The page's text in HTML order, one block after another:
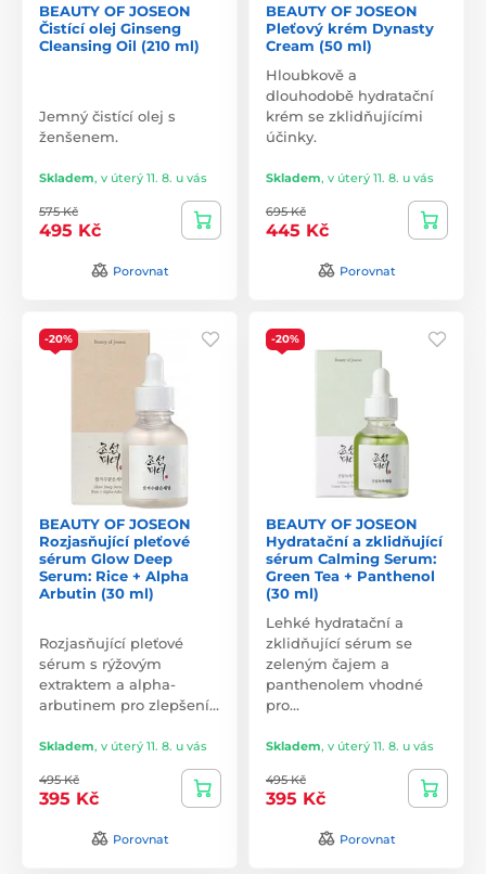
BEAUTY OF JOSEON
Čistící olej Ginseng
Cleansing Oil (210 ml)
Jemný čistící olej s
ženšenem.
Skladem, v úterý 11. 8. u vás
575 Kč
495 Kč
Porovnat
BEAUTY OF JOSEON
Pleťový krém Dynasty
Cream (50 ml)
Hloubkově a
dlouhodobě hydratační
krém se zklidňujícími
účinky.
Skladem, v úterý 11. 8. u vás
695 Kč
445 Kč
Porovnat
-20%
BEAUTY OF JOSEON
Rozjasňující pleťové
sérum Glow Deep
Serum: Rice + Alpha
Arbutin (30 ml)
Rozjasňující pleťové
sérum s rýžovým
extraktem a alpha-
arbutinem pro zlepšení…
Skladem, v úterý 11. 8. u vás
495 Kč
395 Kč
Porovnat
-20%
BEAUTY OF JOSEON
Hydratační a zklidňující
sérum Calming Serum:
Green Tea + Panthenol
(30 ml)
Lehké hydratační a
zklidňující sérum se
zeleným čajem a
panthenolem vhodné
pro…
Skladem, v úterý 11. 8. u vás
495 Kč
395 Kč
Porovnat